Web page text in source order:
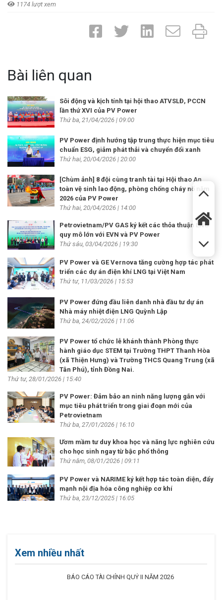
1174 lượt xem
Bài liên quan
Sôi động và kịch tính tại hội thao ATVSLĐ, PCCN
lần thứ XVI của PV Power
Thứ ba, 21/04/2026 | 09:00
PV Power định hướng tập trung thực hiện mục tiêu
chuẩn ESG, giảm phát thải và chuyển đổi xanh
Thứ hai, 20/04/2026 | 20:00
[Chùm ảnh] 8 đội cùng tranh tài tại Hội thao An
toàn vệ sinh lao động, phòng chống cháy nổ năm
2026 của PV Power
Thứ hai, 20/04/2026 | 14:00
Petrovietnam/PV GAS ký kết các thỏa thuận LNG
quy mô lớn với EVN và PV Power
Thứ sáu, 03/04/2026 | 19:30
PV Power và GE Vernova tăng cường hợp tác phát
triển các dự án điện khí LNG tại Việt Nam
Thứ tư, 11/03/2026 | 15:53
PV Power đứng đầu liên danh nhà đầu tư dự án
Nhà máy nhiệt điện LNG Quỳnh Lập
Thứ ba, 24/02/2026 | 11:06
PV Power tổ chức lễ khánh thành Phòng thực
hành giáo dục STEM tại Trường THPT Thanh Hòa
(xã Thiện Hưng) và Trường THCS Quang Trung (xã
Tân Phú), tỉnh Đồng Nai.
Thứ tư, 28/01/2026 | 15:40
PV Power: Đảm bảo an ninh năng lượng gắn với
mục tiêu phát triển trong giai đoạn mới của
Petrovietnam
Thứ ba, 27/01/2026 | 16:10
Ươm mầm tư duy khoa học và năng lực nghiên cứu
cho học sinh ngay từ bậc phổ thông
Thứ năm, 08/01/2026 | 09:11
PV Power và NARIME ký kết hợp tác toàn diện, đẩy
mạnh nội địa hóa công nghiệp cơ khí
Thứ ba, 23/12/2025 | 16:05
Xem nhiều nhất
BÁO CÁO TÀI CHÍNH QUÝ II NĂM 2026